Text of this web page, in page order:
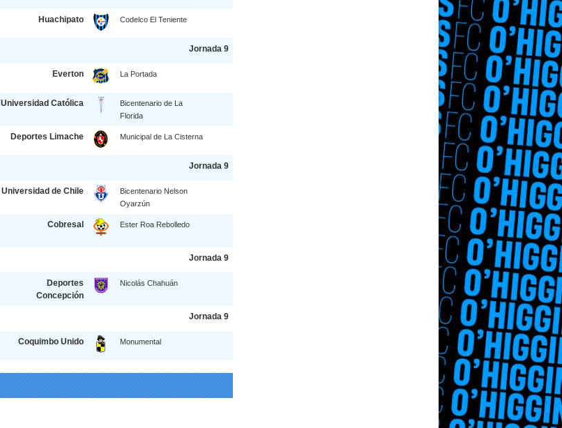
Huachipato Codelco El Teniente
Jornada 9
Everton La Portada
Universidad Católica
Bicentenario de La
Florida
Deportes Limache Municipal de La Cisterna
Jornada 9
Universidad de Chile
Bicentenario Nelson
Oyarzún
Cobresal Ester Roa Rebolledo
Jornada 9
Deportes
Concepción
Nicolás Chahuán
Jornada 9
Coquimbo Unido Monumental